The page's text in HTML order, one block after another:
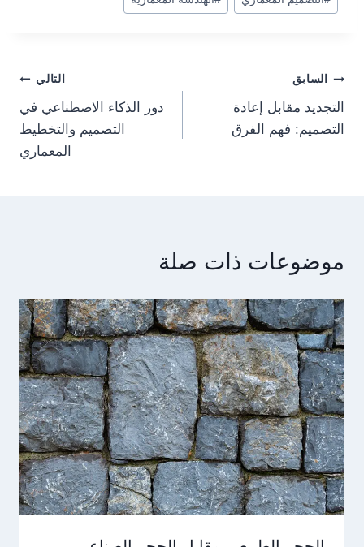
المقال:
Post
navigation
السابق
التجديد مقابل إعادة
التصميم: فهم الفرق
التالي
دور الذكاء الاصطناعي في
التصميم والتخطيط
المعماري
موضوعات ذات صلة